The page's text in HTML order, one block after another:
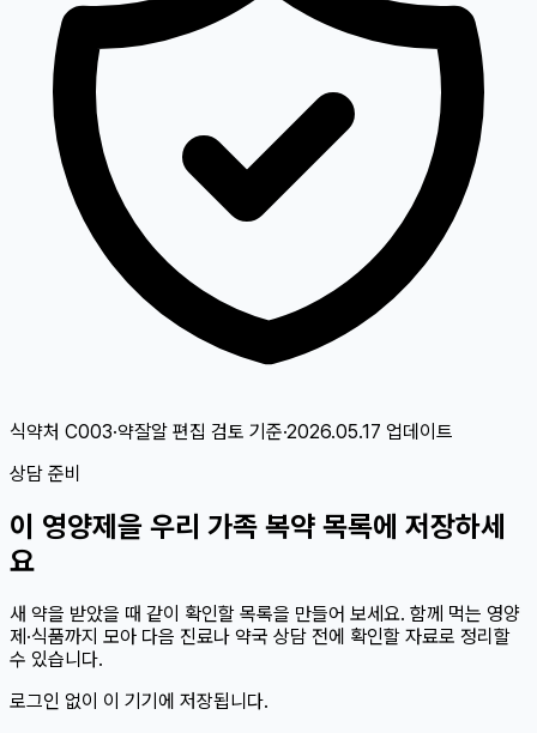
식약처 C003·약잘알 편집 검토 기준·2026.05.17 업데이트
상담 준비
이 영양제 을 우리 가족 복약 목록에 저장하세
요
새 약을 받았을 때 같이 확인할 목록을 만들어 보세요. 함께 먹는 영양
제·식품까지 모아 다음 진료나 약국 상담 전에 확인할 자료로 정리할
수 있습니다.
로그인 없이 이 기기에 저장됩니다.